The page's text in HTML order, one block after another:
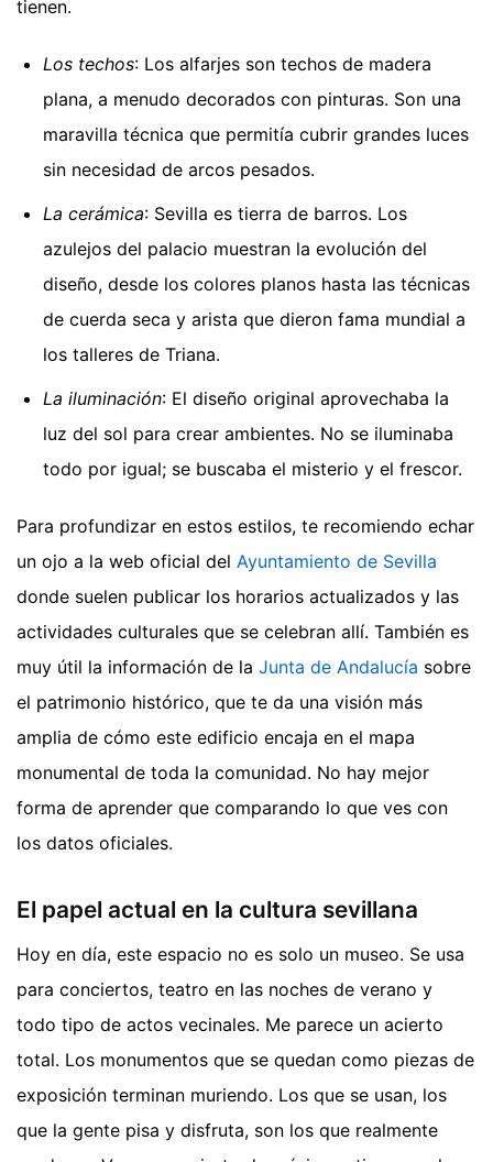
tienen.
Los techos: Los alfarjes son techos de madera
plana, a menudo decorados con pinturas. Son una
maravilla técnica que permitía cubrir grandes luces
sin necesidad de arcos pesados.
La cerámica: Sevilla es tierra de barros. Los
azulejos del palacio muestran la evolución del
diseño, desde los colores planos hasta las técnicas
de cuerda seca y arista que dieron fama mundial a
los talleres de Triana.
La iluminación: El diseño original aprovechaba la
luz del sol para crear ambientes. No se iluminaba
todo por igual; se buscaba el misterio y el frescor.
Para profundizar en estos estilos, te recomiendo echar
un ojo a la web oficial del Ayuntamiento de Sevilla
donde suelen publicar los horarios actualizados y las
actividades culturales que se celebran allí. También es
muy útil la información de la Junta de Andalucía sobre
el patrimonio histórico, que te da una visión más
amplia de cómo este edificio encaja en el mapa
monumental de toda la comunidad. No hay mejor
forma de aprender que comparando lo que ves con
los datos oficiales.
El papel actual en la cultura sevillana
Hoy en día, este espacio no es solo un museo. Se usa
para conciertos, teatro en las noches de verano y
todo tipo de actos vecinales. Me parece un acierto
total. Los monumentos que se quedan como piezas de
exposición terminan muriendo. Los que se usan, los
que la gente pisa y disfruta, son los que realmente